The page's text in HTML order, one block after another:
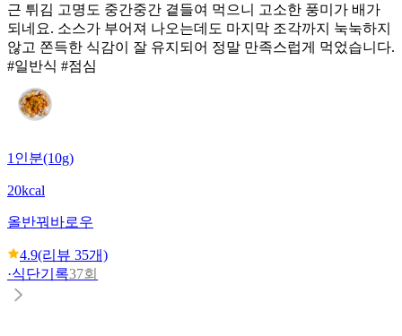
근 튀김 고명도 중간중간 곁들여 먹으니 고소한 풍미가 배가
되네요. 소스가 부어져 나오는데도 마지막 조각까지 눅눅하지
않고 쫀득한 식감이 잘 유지되어 정말 만족스럽게 먹었습니다.
#일반식 #점심
1인분(10g)
20kcal
올반꿔바로우
4.9(리뷰 35개)
·식단기록37회